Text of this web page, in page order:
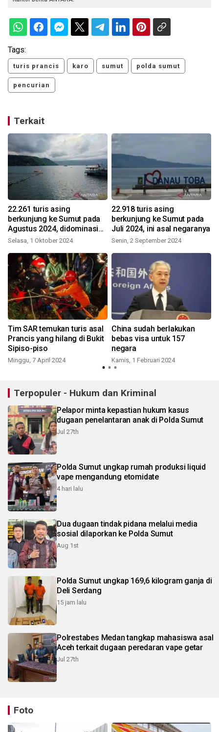
Tags:
turis prancis karo sumut polda sumut
pencurian
Terkait
22.261 turis asing
berkunjung ke Sumut pada
Agustus 2024, didominasi
dari negara ini
Selasa, 1 Oktober 2024
22.918 turis asing
berkunjung ke Sumut pada
Juli 2024, ini asal negaranya
Senin, 2 September 2024
Tim SAR temukan turis asal
Prancis yang hilang di Bukit
Sipiso-piso
Minggu, 7 April 2024
China sudah berlakukan
bebas visa untuk 157
negara
Kamis, 1 Februari 2024
Terpopuler - Hukum dan Kriminal
Pelapor minta kepastian hukum kasus
dugaan penelantaran anak di Polda Sumut
Jul 27th
Polda Sumut ungkap rumah produksi liquid
vape mengandung etomidate
4 hari lalu
Dua dugaan tindak pidana melalui media
sosial dilaporkan ke Polda Sumut
Aug 1st
Polda Sumut ungkap 169,6 kilogram ganja di
Deli Serdang
15 jam lalu
Polrestabes Medan tangkap mahasiswa asal
Aceh terkait dugaan peredaran vape getar
Jul 27th
Foto